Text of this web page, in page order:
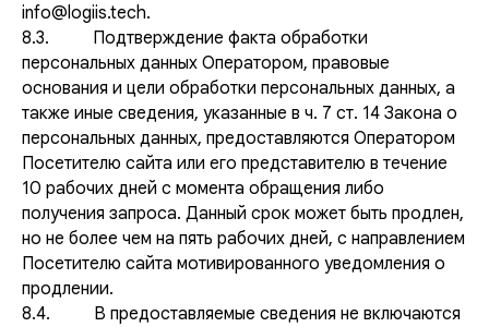
info@logiis.tech.
8.3. Подтверждение факта обработки
персональных данных Оператором, правовые
основания и цели обработки персональных данных, а
также иные сведения, указанные в ч. 7 ст. 14 Закона о
персональных данных, предоставляются Оператором
Посетителю сайта или его представителю в течение
10 рабочих дней с момента обращения либо
получения запроса. Данный срок может быть продлен,
но не более чем на пять рабочих дней, с направлением
Посетителю сайта мотивированного уведомления о
продлении.
8.4. В предоставляемые сведения не включаются
ООО "Цифровое движение" КПП:
773101001
ИНН:9731145008 ОГРН: 1247700780733
Основной ОКВЭД организации:
62.01 Разработка компьютерного программного
обеспечения;
Местонахождение компании согласно ЕГРЮЛ:
121205, г. Москва, вн. тер. г. Муниципальный округ
Можайский, тер. Инновационного центра
Программное обеспечение предоставляется в виде
интернет-сервиса.
Для его использования не требуется установка
дополнительных компонентов на устройство пользователя.